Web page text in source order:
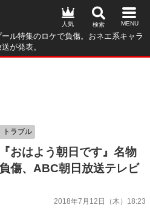
ル特集のロケで負傷。おネエ系キャラ
が発表。
人気
おはよう朝日です』名物
傷、ABC朝日放送テレビ
2018年7月12日（木）18:23
トラブル